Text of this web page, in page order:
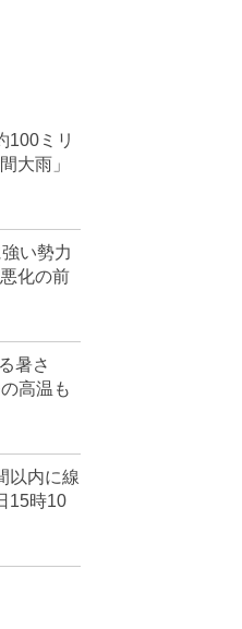
100ミリ
大雨」
い勢力
化の前
暑さ
高温も
以内に線
15時10